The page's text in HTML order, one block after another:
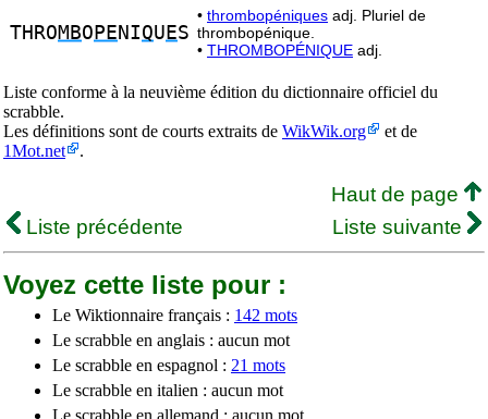
THROMBO PE NIQU ES
• thrombopéniques adj. Pluriel de
thrombopénique.
• THROMBOPÉNIQUE adj.
Liste conforme à la neuvième édition du dictionnaire officiel du
scrabble.
Les définitions sont de courts extraits de WikWik.org
et de
1Mot.net
.
Haut de page
Liste précédente
Liste suivante
Voyez cette liste pour :
Le Wiktionnaire français : 142 mots
Le scrabble en anglais : aucun mot
Le scrabble en espagnol : 21 mots
Le scrabble en italien : aucun mot
Le scrabble en allemand : aucun mot